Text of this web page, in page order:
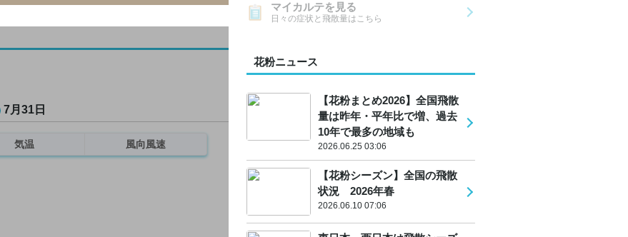
7月31日
気温 風向風速
マイカルテを見る
日々の症状と飛散量はこちら
花粉ニュース
【花粉まとめ2026】全国飛散
量は昨年・平年比で増、過去
10年で最多の地域も
2026.06.25 03:06
【花粉シーズン】全国の飛散
状況 2026年春
2026.06.10 07:06